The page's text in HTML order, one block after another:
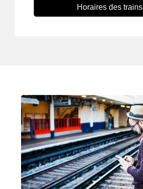
Horaires des trains